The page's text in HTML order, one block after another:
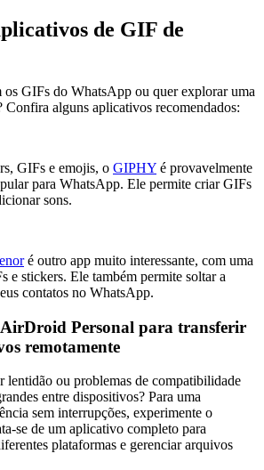
de GIF de
os GIFs do WhatsApp ou quer explorar uma
Confira alguns aplicativos recomendados:
GIFs e emojis, o GIPHY é provavelmente
para WhatsApp. Ele permite criar GIFs
sons.
é outro app muito interessante, com uma
e stickers. Ele também permite soltar a
contatos no WhatsApp.
Personal para transferir
remotamente
lentidão ou problemas de compatibilidade
entre dispositivos? Para uma
sem interrupções, experimente o
se de um aplicativo completo para
plataformas e gerenciar arquivos